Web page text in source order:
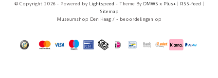
© Copyright 2026 - Powered by Lightspeed - Theme By DMWS x Plus+| RSS-feed |
Sitemap
Museumshop Den Haag / - beoordelingen op